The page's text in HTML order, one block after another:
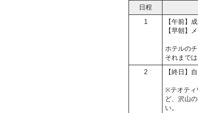
日程
1
【午前】
【早朝】
ホテルの
それまで
2 【終日】
※テオティ
ど、沢山
い。